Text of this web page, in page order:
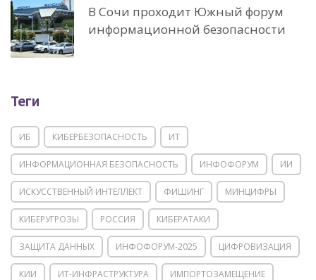
В Сочи проходит Южный форум
информационной безопасности
Теги
ИБ КИБЕРБЕЗОПАСНОСТЬ ИТ
ИНФОРМАЦИОННАЯ БЕЗОПАСНОСТЬ ИНФОФОРУМ ИИ
ИСКУССТВЕННЫЙ ИНТЕЛЛЕКТ ФИШИНГ МИНЦИФРЫ
КИБЕРУГРОЗЫ РОССИЯ КИБЕРАТАКИ
ЗАЩИТА ДАННЫХ ИНФОФОРУМ-2025 ЦИФРОВИЗАЦИЯ
КИИ ИТ-ИНФРАСТРУКТУРА ИМПОРТОЗАМЕЩЕНИЕ